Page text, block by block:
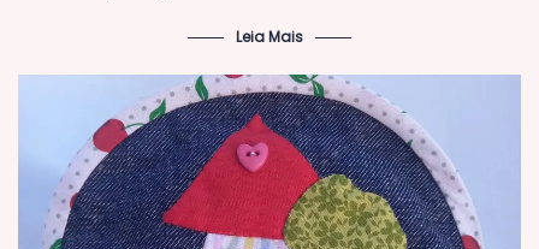
Leia Mais